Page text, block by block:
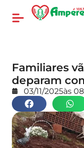
Familiares
deparam
03/11/2025às